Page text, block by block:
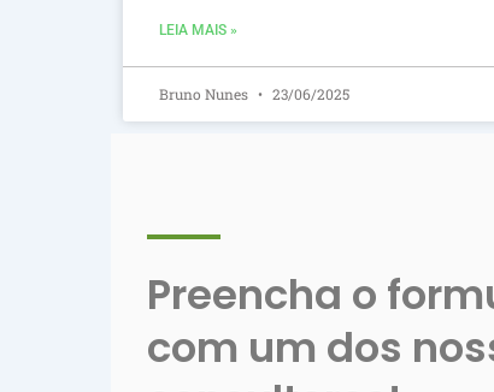
LEIA MAIS »
Bruno Nunes 23/06/2025
Preencha o
com um dos